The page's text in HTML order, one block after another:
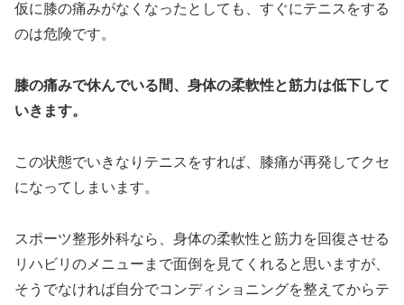
仮に膝の痛みがなくなったとしても、すぐにテニスをする
のは危険です。
膝の痛みで休んでいる間、身体の柔軟性と筋力は低下して
いきます。
この状態でいきなりテニスをすれば、膝痛が再発してクセ
になってしまいます。
スポーツ整形外科なら、身体の柔軟性と筋力を回復させる
リハビリのメニューまで面倒を見てくれると思いますが、
そうでなければ自分でコンディショニングを整えてからテ